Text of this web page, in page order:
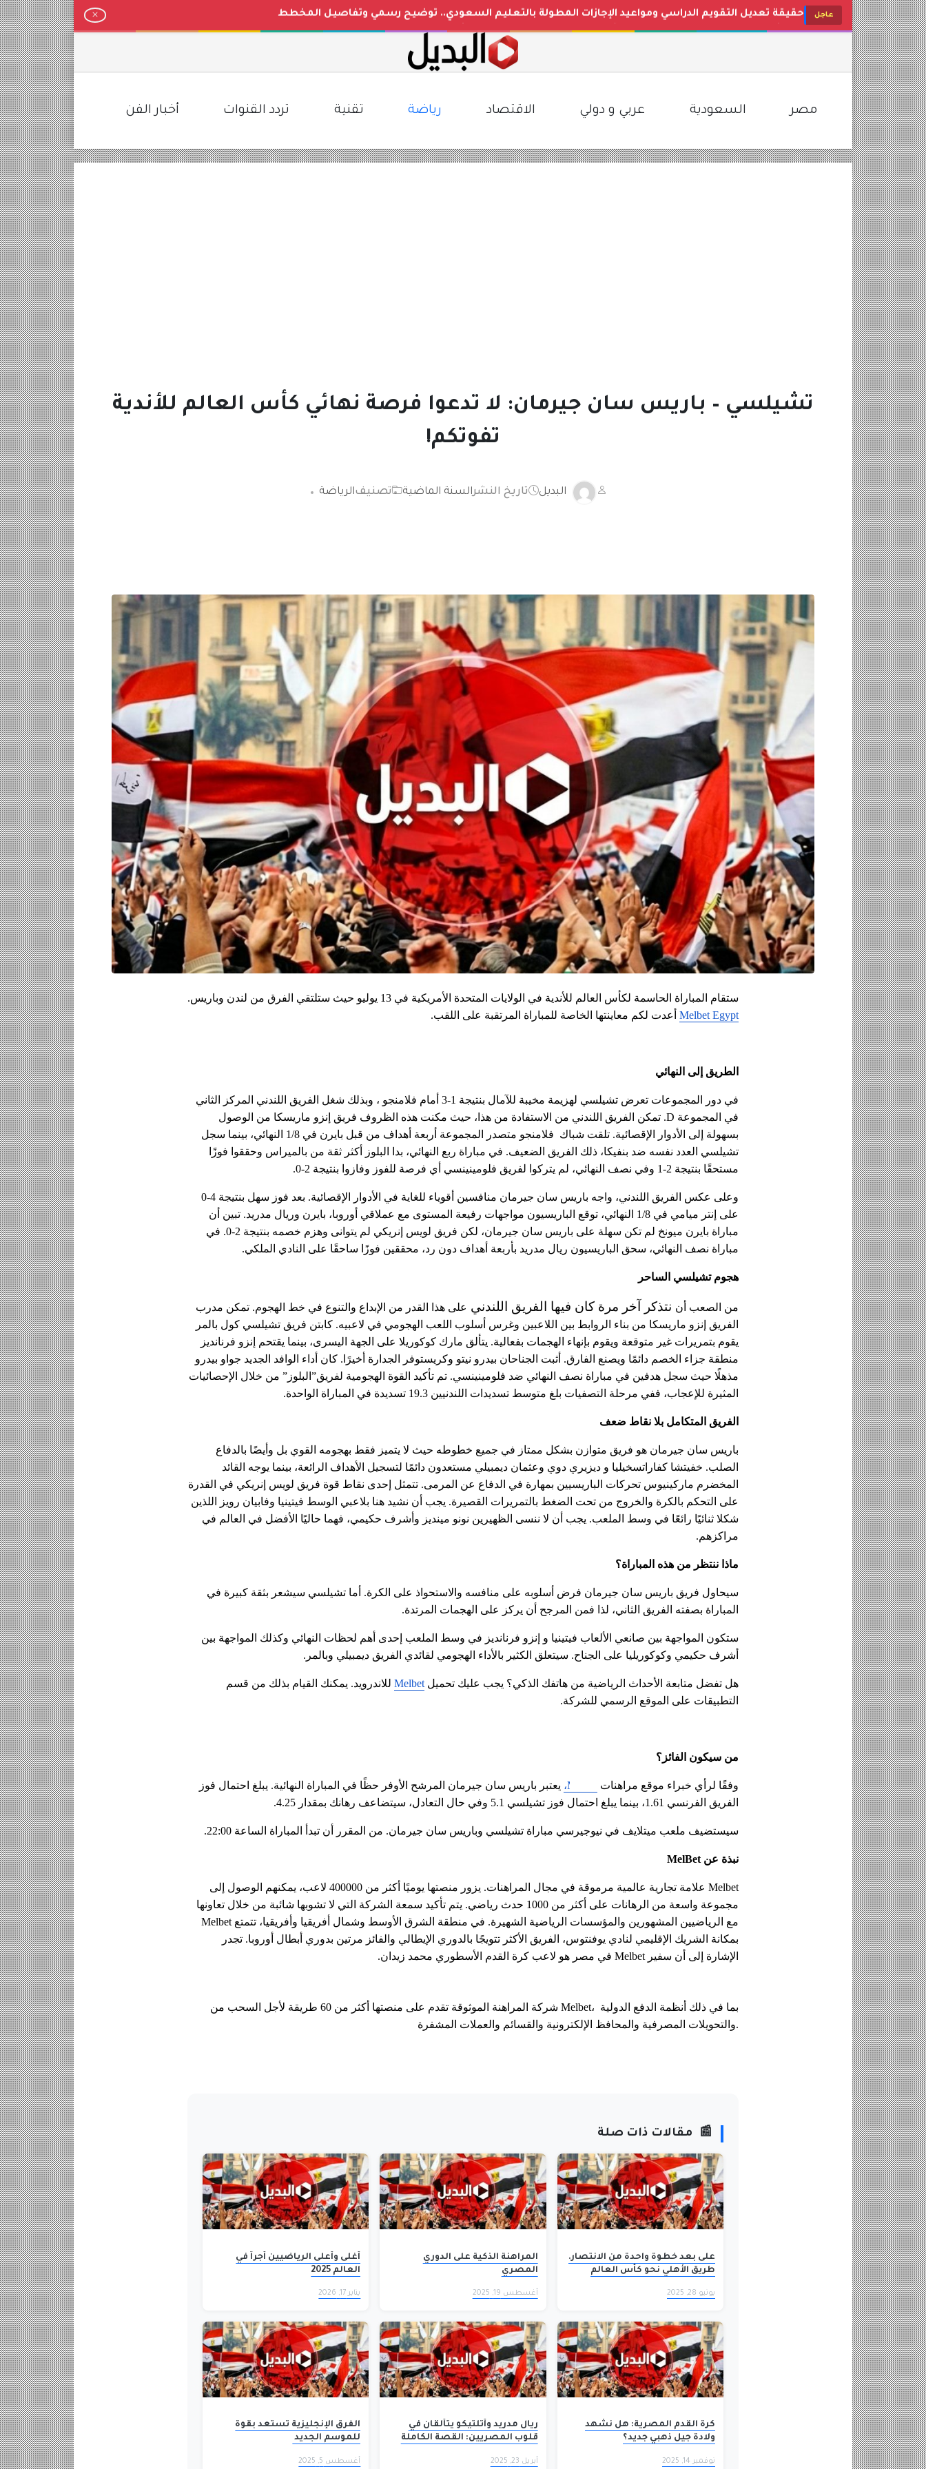
عاجل
حقيقة تعديل التقويم الدراسي ومواعيد الإجازات المطولة بالتعليم السعودي.. توضيح رسمي وتفاصيل المخطط
مفاجأة في عيار 21 اليوم.. تراجع جديد في أسعار الذهب بمصر وتحديث مباشر لأسواق الصاغة
تحديث البنوك والشركات.. سعر الدولار اليوم في مصر مقابل الجنيه المصري بعد التغيرات الأخيرة
مصر السعودية عربي و دولي الاقتصاد رياضة تقنية تردد القنوات أخبار الفن
تشيلسي – باريس سان جيرمان: لا تدعوا فرصة نهائي كأس العالم للأندية
تفوتكم!
البديل تاريخ النشرالسنة الماضية تصنيفالرياضة
ستقام المباراة الحاسمة لكأس العالم للأندية في الولايات المتحدة الأمريكية في 13 يوليو حيث ستلتقي الفرق من لندن وباريس.
Melbet Egypt أعدت لكم معاينتها الخاصة للمباراة المرتقبة على اللقب.
الطريق إلى النهائي
مستحقًا بنتيجة 2-1 وفي نصف النهائي، لم يتركوا لفريق فلومينينسي أي فرصة للفوز وفازوا بنتيجة 2-0.
مباراة نصف النهائي، سحق الباريسيون ريال مدريد بأربعة أهداف دون رد، محققين فوزًا ساحقًا على النادي الملكي.
هجوم تشيلسي الساحر
من الصعب أن نتذكر آخر مرة كان فيها الفريق اللندني
المثيرة للإعجاب، ففي مرحلة التصفيات بلغ متوسط ​​تسديدات اللندنيين 19.3 تسديدة في المباراة الواحدة.
الفريق المتكامل بلا نقاط ضعف
مراكزهم.
ماذا ننتظر من هذه المباراة؟
المباراة بصفته الفريق الثاني، لذا فمن المرجح أن يركز على الهجمات المرتدة.
أشرف حكيمي وكوكوريليا على الجناح. سيتعلق الكثير بالأداء الهجومي لقائدي الفريق ديمبيلي وبالمر.
هل تفضل متابعة الأحداث الرياضية من هاتفك الذكي؟ يجب عليك تحميل Melbet
التطبيقات على الموقع الرسمي للشركة.
من سيكون الفائز؟
وفقًا لرأي خبراء موقع مراهنات Melbet،
الفريق الفرنسي 1.61، بينما يبلغ احتمال فوز تشيلسي 5.1 وفي حال التعادل، سيتضاعف رهانك بمقدار 4.25.
سيستضيف ملعب ميتلايف في نيوجيرسي مباراة تشيلسي وباريس سان جيرمان. من المقرر أن تبدأ المباراة الساعة 22:00.
نبذة عن MelBet
الإشارة إلى أن سفير Melbet في مصر هو لاعب كرة القدم الأسطوري محمد زيدان.
شركة المراهنة الموثوقة تقدم على منصتها أكثر من 60 طريقة لأجل السحب من Melbet، بما في ذلك أنظمة الدفع الدولية
والتحويلات المصرفية والمحافظ الإلكترونية والقسائم والعملات المشفرة.
📰 مقالات ذات صلة
على بعد خطوة واحدة من الانتصار.
طريق الأهلي نحو كأس العالم
يونيو 28, 2025
المراهنة الذكية على الدوري
المصري
أغسطس 19, 2025
أغلى وأعلى الرياضيين أجراً في
العالم 2025
يناير 17, 2026
كرة القدم المصرية: هل نشهد
ولادة جيل ذهبي جديد؟
نوفمبر 14, 2025
ريال مدريد وأتلتيكو يتألقان في
قلوب المصريين: القصة الكاملة
أبريل 23, 2025
الفرق الإنجليزية تستعد بقوة
للموسم الجديد
أغسطس 5, 2025